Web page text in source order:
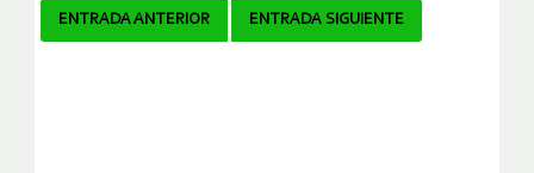
Navegador
ENTRADA ANTERIOR ENTRADA SIGUIENTE